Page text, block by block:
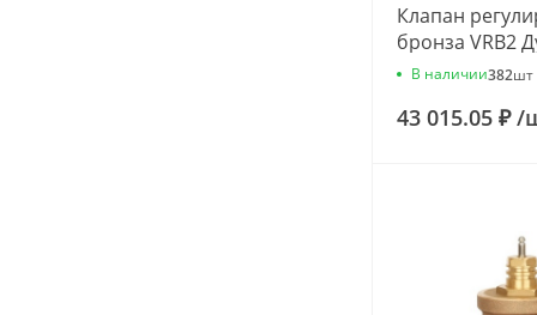
Клапан
бронза VRB2
G1" Kvs=1.6м3/
В наличии382шт
43 015.05 ₽/